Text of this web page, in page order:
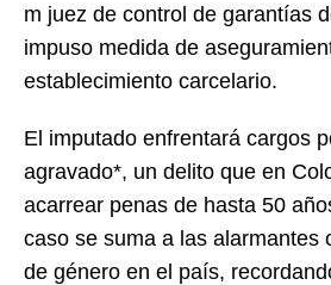
m juez de control de garantías
impuso medida de
establecimiento carcelario.
El imputado enfrentará cargos
agravado*, un delito que en
acarrear penas de hasta 50
caso se suma a las alarmantes
de género en el país,